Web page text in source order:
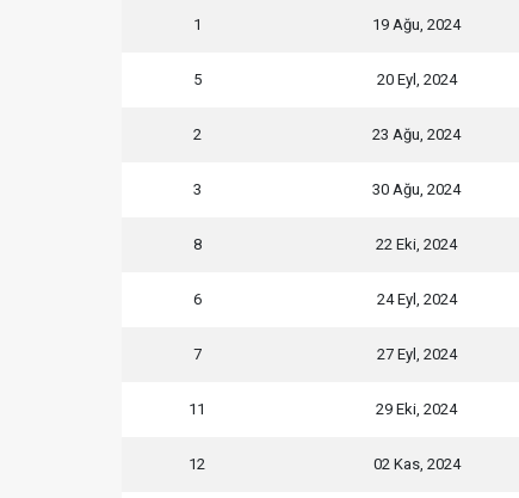
1 19 Ağu, 2024
5 20 Eyl, 2024
2 23 Ağu, 2024
3 30 Ağu, 2024
8 22 Eki, 2024
6 24 Eyl, 2024
7 27 Eyl, 2024
11 29 Eki, 2024
12 02 Kas, 2024